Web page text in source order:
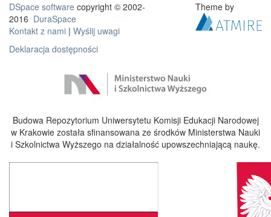
DSpace software copyright © 2002-
2016 DuraSpace
Kontakt z nami | Wyślij uwagi
Deklaracja dostępności
Theme by
Budowa Repozytorium Uniwersytetu Komisji Edukacji Narodowej
w Krakowie została sfinansowana ze środków Ministerstwa Nauki
i Szkolnictwa Wyższego na działalność upowszechniającą naukę.